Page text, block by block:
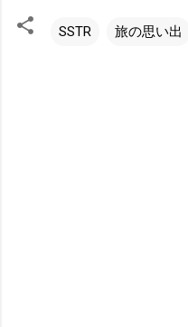
SSTR 旅の思い出